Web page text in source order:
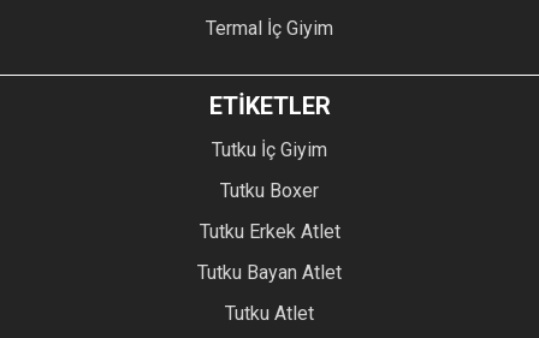
Termal İç Giyim
ETİKETLER
Tutku İç Giyim
Tutku Boxer
Tutku Erkek Atlet
Tutku Bayan Atlet
Tutku Atlet